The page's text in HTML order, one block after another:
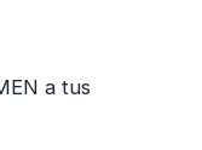
a tus